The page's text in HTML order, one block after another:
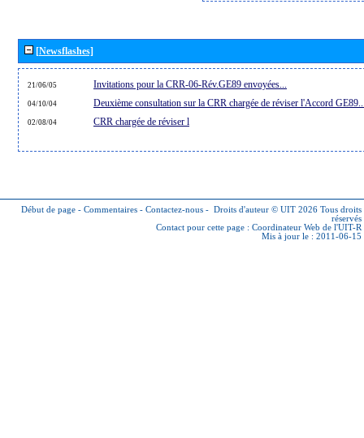
[Newsflashes]
21/06/05 Invitations pour la CRR-06-Rév.GE89 envoyées...
04/10/04 Deuxième consultation sur la CRR chargée de réviser l'Accord
02/08/04 CRR chargée de réviser l
Début de page - Commentaires - Contactez-nous - Droits d'auteur © UIT 2026 Tous droits
réservés
Contact pour cette page : Coordinateur Web de l'UIT-R
Mis à jour le : 2011-06-15